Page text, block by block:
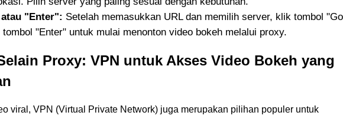
"Enter": Setelah memasukkan URL dan memilih server, klik tombol
"Enter" untuk mulai menonton video bokeh melalui proxy.
Proxy: VPN untuk Akses Video Bokeh yang
viral, VPN (Virtual Private Network) juga merupakan pilihan populer untuk